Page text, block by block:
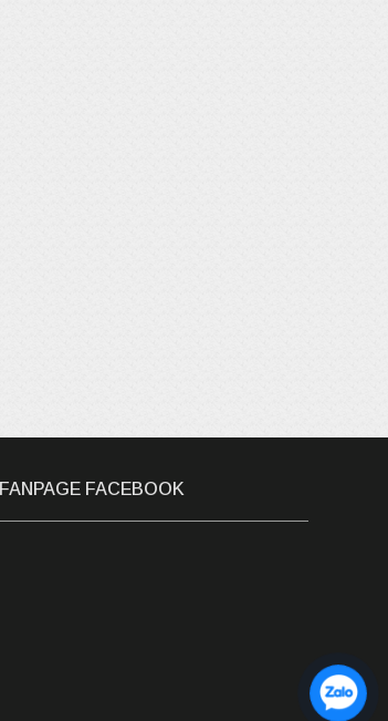
FANPAGE FACEBOOK